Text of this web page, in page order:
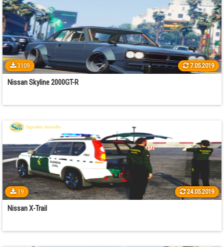
3109 7.05.2019
Nissan Skyline 2000GT-R
19 24.05.2019
Nissan X-Trail